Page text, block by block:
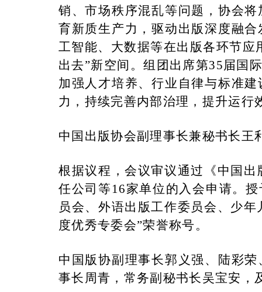
销、市场秩序混乱等问题，协会
育新质生产力，驱动出版深度融
工智能、大数据等在出版各环节
出去”新空间。组团出席第35届国
加强人才培养、行业自律与标准
力，持续完善内部治理，提升运行
中国出版协会副理事长兼秘书长王
根据议程，会议审议通过《中国
任公司等16家单位的入会申请。
员会、外语出版工作委员会、少
度优秀专委会”荣誉称号。
中国版协副理事长郭义强、陆彩
事长周青，常务副秘书长吴宝安，